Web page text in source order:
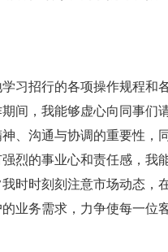
习招行的各项操作规程和
间，我能够虚心向同事们
、沟通与协调的重要性，
烈的事业心和责任感，我
时时刻刻注意市场动态，
业务需求，力争使每一位